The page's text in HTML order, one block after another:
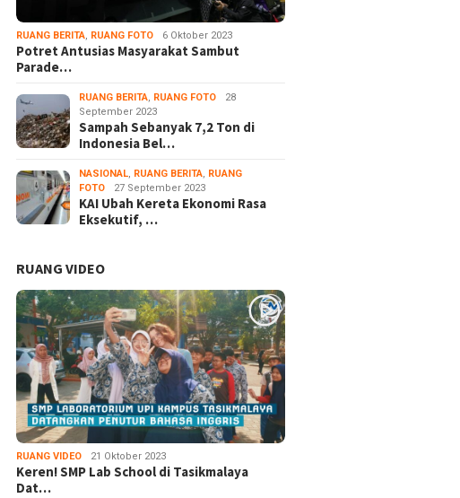
RUANG BERITA, RUANG FOTO 6 Oktober 2023
Potret Antusias Masyarakat Sambut
Parade…
RUANG BERITA, RUANG FOTO
28
September 2023
Sampah Sebanyak 7,2 Ton di
Indonesia Bel…
NASIONAL, RUANG BERITA, RUANG
FOTO
27 September 2023
KAI Ubah Kereta Ekonomi Rasa
Eksekutif, …
RUANG VIDEO
RUANG VIDEO 21 Oktober 2023
Keren! SMP Lab School di Tasikmalaya
Dat…